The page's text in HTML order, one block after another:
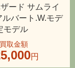
バート.W.モデ
モデル
25,000